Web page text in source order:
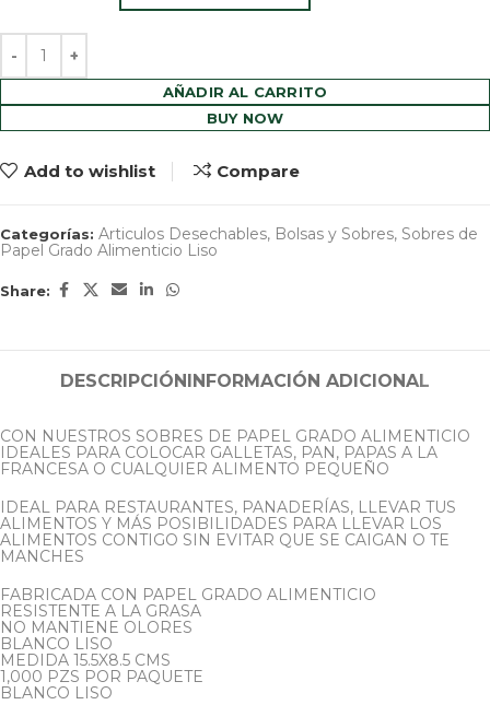
AÑADIR AL CARRITO
BUY NOW
Add to wishlist Compare
Categorías: Articulos Desechables, Bolsas y Sobres, Sobres de
Papel Grado Alimenticio Liso
Share:
DESCRIPCIÓN INFORMACIÓN ADICIONAL
CON NUESTROS SOBRES DE PAPEL GRADO ALIMENTICIO
IDEALES PARA COLOCAR GALLETAS, PAN, PAPAS A LA
FRANCESA O CUALQUIER ALIMENTO PEQUEÑO
IDEAL PARA RESTAURANTES, PANADERÍAS, LLEVAR TUS
ALIMENTOS Y MÁS POSIBILIDADES PARA LLEVAR LOS
ALIMENTOS CONTIGO SIN EVITAR QUE SE CAIGAN O TE
MANCHES
FABRICADA CON PAPEL GRADO ALIMENTICIO
RESISTENTE A LA GRASA
NO MANTIENE OLORES
BLANCO LISO
MEDIDA 15.5X8.5 CMS
1,000 PZS POR PAQUETE
BLANCO LISO